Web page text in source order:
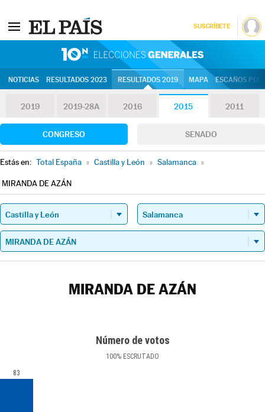
SUSCRÍBETE
NOTICIAS RESULTADOS 2023 RESULTADOS 2019 MAPA ESCAÑOS
2019 2019-28A 2016 2015 2011
CONGRESO SENADO
Estás en: Total España » Castilla y León » Salamanca »
MIRANDA DE AZÁN
MIRANDA DE AZÁN
Número de votos
100% ESCRUTADO
83